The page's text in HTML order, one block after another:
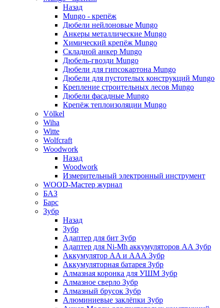
Назад
Mungo - крепёж
Дюбели нейлоновые Mungo
Анкеры металлические Mungo
Химический крепёж Mungo
Складной анкер Mungo
Дюбель-гвозди Mungo
Дюбели для гипсокартона Mungo
Дюбели для пустотелых конструкций Mungo
Крепление строительных лесов Mungo
Дюбели фасадные Mungo
Крепёж теплоизоляции Mungo
Völkel
Wiha
Witte
Wolfcraft
Woodwork
Назад
Woodwork
Измерительный электронный инструмент
WOOD-Мастер журнал
БАЗ
Барс
Зубр
Назад
Зубр
Адаптер для бит Зубр
Адаптер для Ni-Mh аккумуляторов АА Зубр
Аккумулятор AA и ААА Зубр
Аккумуляторная батарея Зубр
Алмазная коронка для УШМ Зубр
Алмазное сверло Зубр
Алмазный брусок Зубр
Алюминиевые заклёпки Зубр